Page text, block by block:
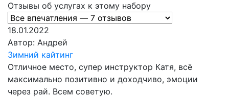
Отзывы об услугах к этому набору
18.01.2022
Автор: Андрей
Зимний кайтинг
Отличное место, супер инструктор Катя, всё
максимально позитивно и доходчиво, эмоции
через рай. Всем советую.